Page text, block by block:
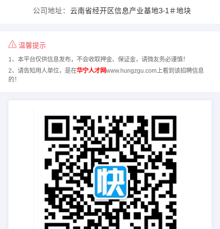
公司地址： 云南省经开区信息产业基地3-1＃地块
温馨提示
1、本平台仅供信息发布，不会收取押金、保证金，请微友务必谨慎！
2、请告知用人单位，是在华宁人才网www.hungzgu.com上看到该招聘信息
的！